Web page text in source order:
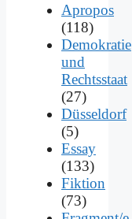
Apropos
(118)
Demokratie
und
Rechtsstaat
(27)
Düsseldorf
(5)
Essay
(133)
Fiktion
(73)